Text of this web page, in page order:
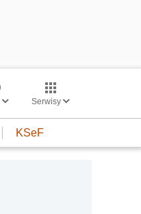
Serwisy
KSeF